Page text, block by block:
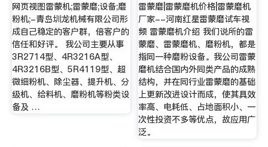
网页视图雷蒙机;雷蒙磨;设备;磨
粉机;-青岛圳龙机械有限公司形
成自己稳定的客户群，倍客户的
信任和好评。 我公司主要从事
3R2714型、4R3216A型、
4R3216B型、5R4119型、超
微细粉机、除尘器、提升机、分
级机、给料机、磨粉机等粉类设
备及 …
雷蒙磨|雷蒙磨机价格|雷蒙磨机
厂家--河南红星雷蒙磨试车视
频 雷蒙磨机介绍 我们说所的雷
蒙磨、雷蒙磨机、磨粉机，都是
指同一种磨粉设备。我公司雷蒙
磨机结合国内外同类产品的成熟
结构，并在同行业雷蒙磨的基础
上更新改进设计而成，使其具效
率高、电耗低、占地面积小、一
次性投资不多等优点，故应用广
泛。